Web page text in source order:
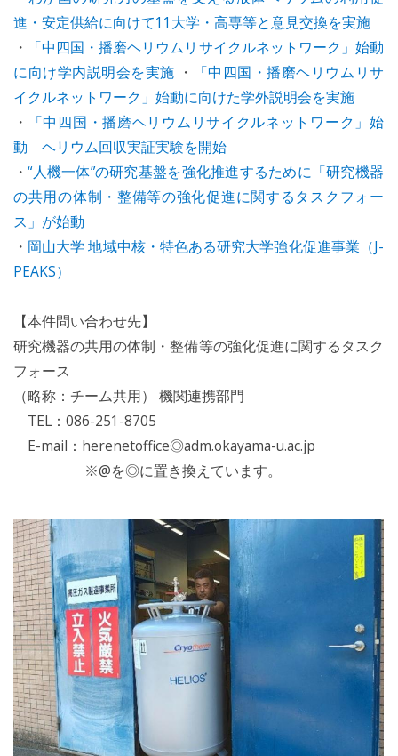
進・安定供給に向けて11大学・高専等と意見交換を実施
・
「中四国・播磨ヘリウムリサイクルネットワーク」始動
に向け学内説明会を実施 ・
「中四国・播磨ヘリウムリサ
イクルネットワーク」始動に向けた学外説明会を実施
・
「中四国・播磨ヘリウムリサイクルネットワーク」始
動 ヘリウム回収実証実験を開始
・“人機一体”の研究基盤を強化推進するために「研究機器
の共用の体制・整備等の強化促進に関するタスクフォー
ス」が始動
・ 岡山大学 地域中核・特色ある研究大学強化促進事業（J-
PEAKS）
【本件問い合わせ先】
研究機器の共用の体制・整備等の強化促進に関するタスク
フォース
（略称：チーム共用） 機関連携部門
TEL：086-251-8705
E-mail：herenetoffice◎adm.okayama-u.ac.jp
※@を◎に置き換えています。